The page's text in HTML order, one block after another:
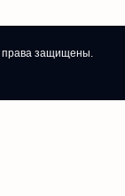
права защищены.